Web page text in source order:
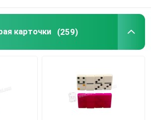
игры вспомогательное
карточки (259)